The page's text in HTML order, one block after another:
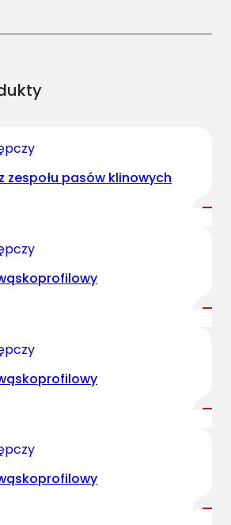
z zespołu pasów klinowych